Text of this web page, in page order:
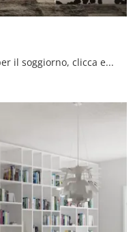
Se desideri librerie componibili per il soggiorno, clicca e scopri le nostre soluzioni moderne: il modello Alfabeto 02 De Rosso ti aspetta!